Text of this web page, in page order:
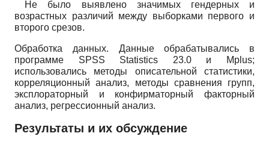
Не было выявлено значимых гендерных и
возрастных различий между выборками первого и
второго срезов.
Обработка данных. Данные обрабатывались в
программе SPSS Statistics 23.0 и Mplus;
использовались методы описательной статистики,
корреляционный анализ, методы сравнения групп,
эксплораторный и конфирматорный факторный
анализ, регрессионный анализ.
Результаты и их обсуждение